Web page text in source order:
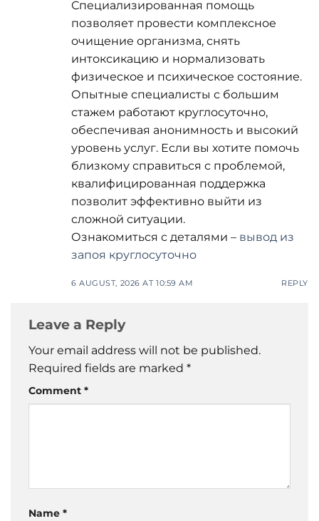
Специализированная помощь
позволяет провести комплексное
очищение организма, снять
интоксикацию и нормализовать
физическое и психическое состояние.
Опытные специалисты с большим
стажем работают круглосуточно,
обеспечивая анонимность и высокий
уровень услуг. Если вы хотите помочь
близкому справиться с проблемой,
квалифицированная поддержка
позволит эффективно выйти из
сложной ситуации.
Ознакомиться с деталями – вывод из
запоя круглосуточно
6 AUGUST, 2026 AT 10:59 AM REPLY
Leave a Reply
Your email address will not be published.
Required fields are marked *
Comment *
Name *